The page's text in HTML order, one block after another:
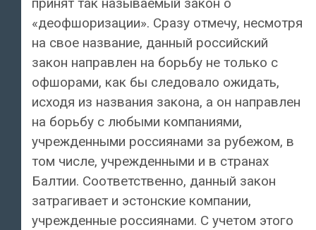
«деофшоризации». Сразу отмечу, несмотря
на свое название, данный российский
закон направлен на борьбу не только с
офшорами, как бы следовало ожидать,
исходя из названия закона, а он направлен
на борьбу с любыми компаниями,
учрежденными россиянами за рубежом, в
том числе, учрежденными и в странах
Балтии. Соответственно, данный закон
затрагивает и эстонские компании,
учрежденные россиянами. С учетом этого